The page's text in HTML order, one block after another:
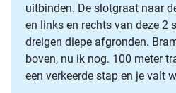
uitbinden. De slotgraat naar
en links en rechts van deze 2
dreigen diepe afgronden.
boven, nu ik nog. 100 meter
een verkeerde stap en je valt